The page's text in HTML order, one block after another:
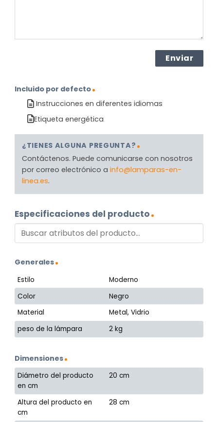
Incluido por defecto
Instrucciones en diferentes idiomas
Etiqueta energética
¿TIENES ALGUNA PREGUNTA?
Contáctenos. Puede comunicarse con nosotros
por correo electrónico a info@lamparas-en-
linea.es.
Especificaciones del producto
Generales
Estilo
Moderno
Color
Negro
Material
Metal, Vidrio
peso de la lámpara
2 kg
Dimensiones
Diámetro del producto
en cm
20 cm
Altura del producto en
cm
28 cm